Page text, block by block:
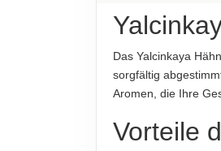
HERKUNFTSLAND
HINWEIS
Für die
Das Yalcinkaya
sorgfältig
Aromen, die Ihre
Vorteile